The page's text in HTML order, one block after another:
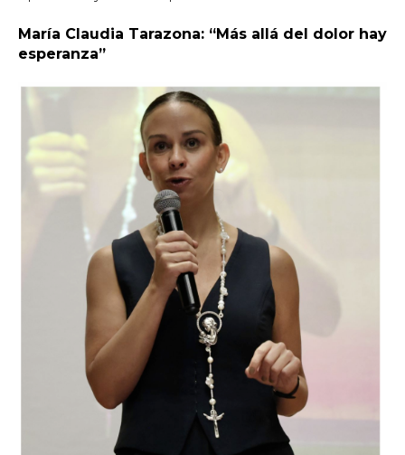
María Claudia Tarazona: “Más allá del dolor hay
esperanza”